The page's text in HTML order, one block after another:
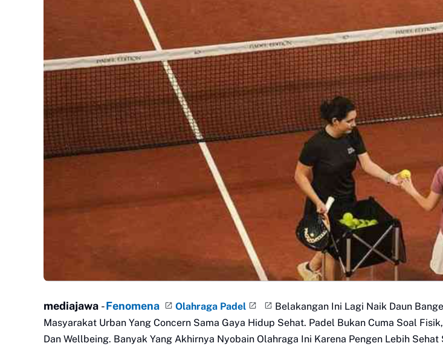
mediajawa -Fenomena Olahraga Padel
Belakangan Ini Lagi Naik Daun
Masyarakat Urban Yang Concern Sama Gaya Hidup Sehat. Padel Bukan Cuma Soal
Dan Wellbeing. Banyak Yang Akhirnya Nyobain Olahraga Ini Karena Pengen Lebih